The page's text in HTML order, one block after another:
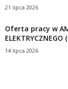
21 lipca 2026
Oferta pracy w
ELEKTRYCZNEGO
14 lipca 2026